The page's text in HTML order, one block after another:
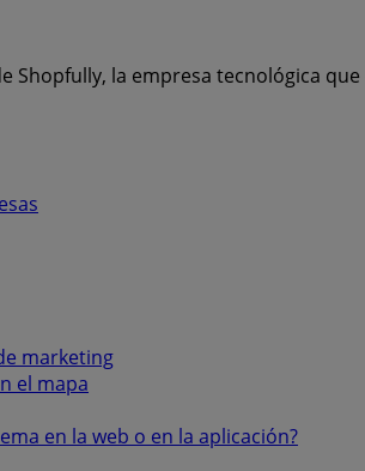
Shopfully, la empresa tecnológica
marketing
el mapa
en la web o en la aplicación?